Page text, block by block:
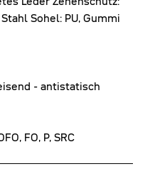
Sohel: PU, Gummi
- antistatisch
FO, P, SRC